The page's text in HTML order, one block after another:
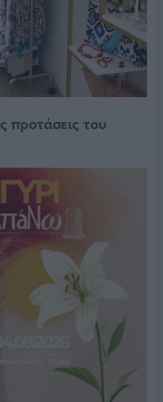
προτάσεις του